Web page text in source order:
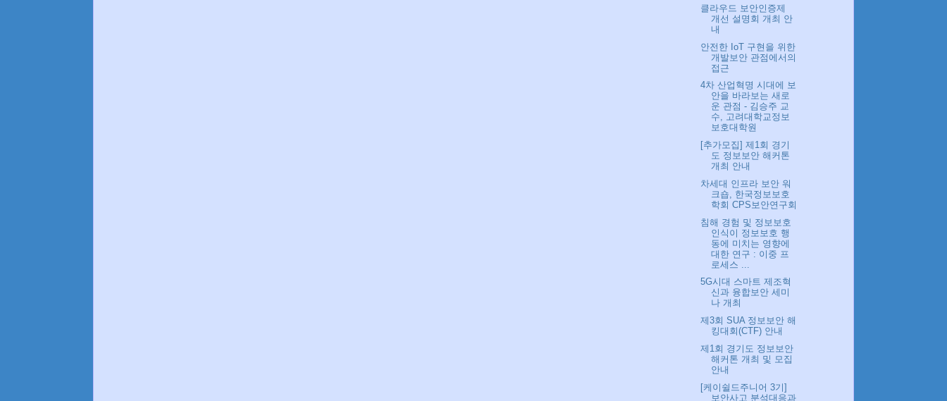
클라우드 보안인증제
개선 설명회 개최 안
내
안전한 IoT 구현을 위한
개발보안 관점에서의
접근
4차 산업혁명 시대에 보
안을 바라보는 새로
운 관점 - 김승주 교
수, 고려대학교정보
보호대학원
[추가모집] 제1회 경기
도 정보보안 해커톤
개최 안내
차세대 인프라 보안 워
크숍, 한국정보보호
학회 CPS보안연구회
침해 경험 및 정보보호
인식이 정보보호 행
동에 미치는 영향에
대한 연구 : 이중 프
로세스 ...
5G시대 스마트 제조혁
신과 융합보안 세미
나 개최
제3회 SUA 정보보안 해
킹대회(CTF) 안내
제1회 경기도 정보보안
해커톤 개최 및 모집
안내
[케이쉴드주니어 3기]
보안사고 분석대응과